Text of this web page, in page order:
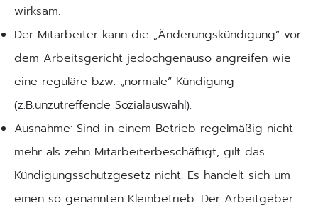
wirksam.
Der Mitarbeiter kann die „Änderungskündigung“ vor
dem Arbeitsgericht jedochgenauso angreifen wie
eine reguläre bzw. „normale“ Kündigung
(z.B.unzutreffende Sozialauswahl).
Ausnahme: Sind in einem Betrieb regelmäßig nicht
mehr als zehn Mitarbeiterbeschäftigt, gilt das
Kündigungsschutzgesetz nicht. Es handelt sich um
einen so genannten Kleinbetrieb. Der Arbeitgeber